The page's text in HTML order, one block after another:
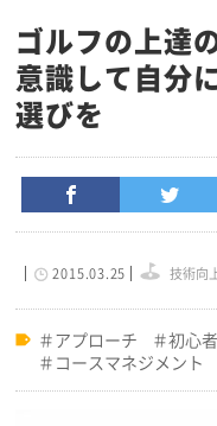
ゴルフの上達
意識して自分
選びを
2015.03.25 技術向
アプローチ 初心者
コースマネジメント